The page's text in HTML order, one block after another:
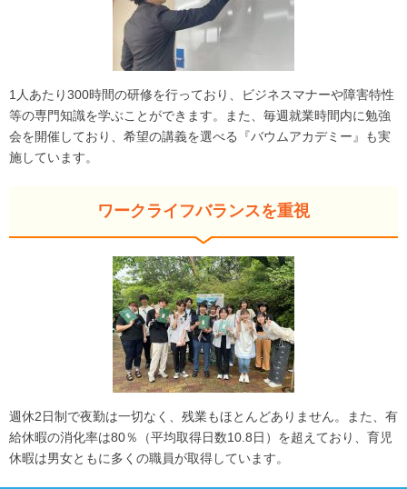
1人あたり300時間の研修を行っており、ビジネスマナーや障害特性
等の専門知識を学ぶことができます。また、毎週就業時間内に勉強
会を開催しており、希望の講義を選べる『バウムアカデミー』も実
施しています。
ワークライフバランスを重視
週休2日制で夜勤は一切なく、残業もほとんどありません。また、有
給休暇の消化率は80％（平均取得日数10.8日）を超えており、育児
休暇は男女ともに多くの職員が取得しています。